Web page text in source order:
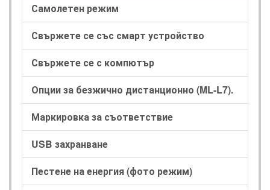
Самолетен режим
Свържете се със смарт устройство
Свържете се с компютър
Опции за безжично дистанционно (ML-L7).
Маркировка за съответствие
USB захранване
Пестене на енергия (фото режим)